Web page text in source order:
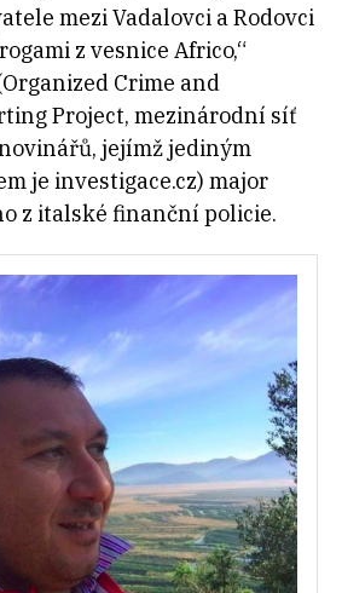
mezi Vadalovci a Rodovci
z vesnice Africo,“
Crime and
Project, mezinárodní síť
jejímž jediným
je investigace.cz) major
z italské finanční policie.